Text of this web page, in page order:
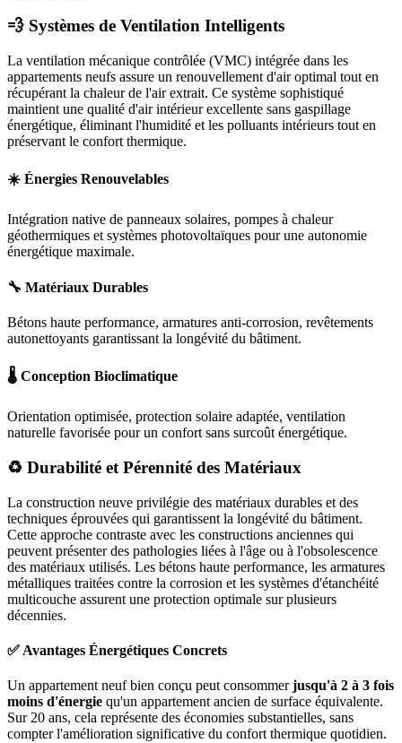
💨 Systèmes de Ventilation Intelligents
La ventilation mécanique contrôlée (VMC) intégrée dans les
appartements neufs assure un renouvellement d'air optimal tout en
récupérant la chaleur de l'air extrait. Ce système sophistiqué
maintient une qualité d'air intérieur excellente sans gaspillage
énergétique, éliminant l'humidité et les polluants intérieurs tout en
préservant le confort thermique.
☀️ Énergies Renouvelables
Intégration native de panneaux solaires, pompes à chaleur
géothermiques et systèmes photovoltaïques pour une autonomie
énergétique maximale.
🔧 Matériaux Durables
Bétons haute performance, armatures anti-corrosion, revêtements
autonettoyants garantissant la longévité du bâtiment.
🌡️ Conception Bioclimatique
Orientation optimisée, protection solaire adaptée, ventilation
naturelle favorisée pour un confort sans surcoût énergétique.
♻️ Durabilité et Pérennité des Matériaux
La construction neuve privilégie des matériaux durables et des
techniques éprouvées qui garantissent la longévité du bâtiment.
Cette approche contraste avec les constructions anciennes qui
peuvent présenter des pathologies liées à l'âge ou à l'obsolescence
des matériaux utilisés. Les bétons haute performance, les armatures
métalliques traitées contre la corrosion et les systèmes d'étanchéité
multicouche assurent une protection optimale sur plusieurs
décennies.
✅ Avantages Énergétiques Concrets
Un appartement neuf bien conçu peut consommerjusqu'à 2 à 3 fois
moins d'énergie qu'un appartement ancien de surface équivalente.
Sur 20 ans, cela représente des économies substantielles, sans
compter l'amélioration significative du confort thermique quotidien.